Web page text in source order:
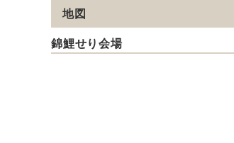
地図
錦鯉せり会場